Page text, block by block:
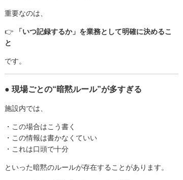
重要なのは、
👉
「いつ記録するか」を業務として明確に決めるこ
と
です。
● 現場ごとの“暗黙ルール”が多すぎる
施設内では、
・この場合はこう書く
・この情報は書かなくていい
・これは口頭で十分
といった暗黙のルールが存在することがあります。